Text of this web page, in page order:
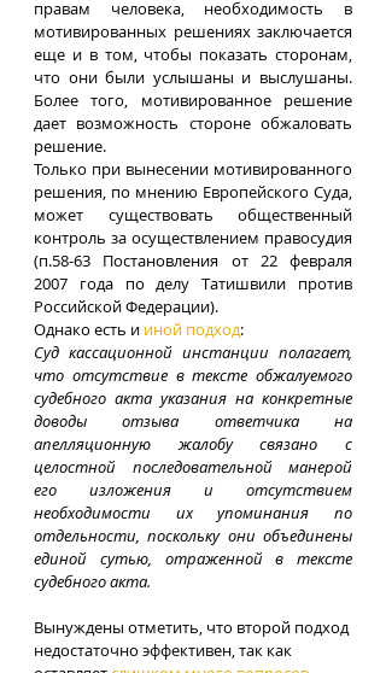
правам человека, необходимость в
мотивированных решениях заключается
еще и в том, чтобы показать сторонам,
что они были услышаны и выслушаны.
Более того, мотивированное решение
дает возможность стороне обжаловать
решение.
Только при вынесении мотивированного
решения, по мнению Европейского Суда,
может существовать общественный
контроль за осуществлением правосудия
(п.58-63 Постановления от 22 февраля
2007 года по делу Татишвили против
Российской Федерации).
Однако есть и иной подход:
Суд кассационной инстанции полагает,
что отсутствие в тексте обжалуемого
судебного акта указания на конкретные
доводы отзыва ответчика на
апелляционную жалобу связано с
целостной последовательной манерой
его изложения и отсутствием
необходимости их упоминания по
отдельности, поскольку они объединены
единой сутью, отраженной в тексте
судебного акта.
Вынуждены отметить, что второй подход
недостаточно эффективен, так как